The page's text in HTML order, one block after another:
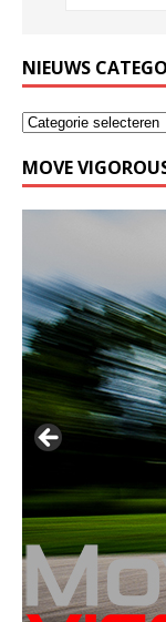
NIEUWS
MOVE